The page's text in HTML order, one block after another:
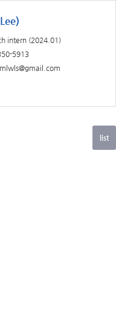
intern (2024.01)
5913